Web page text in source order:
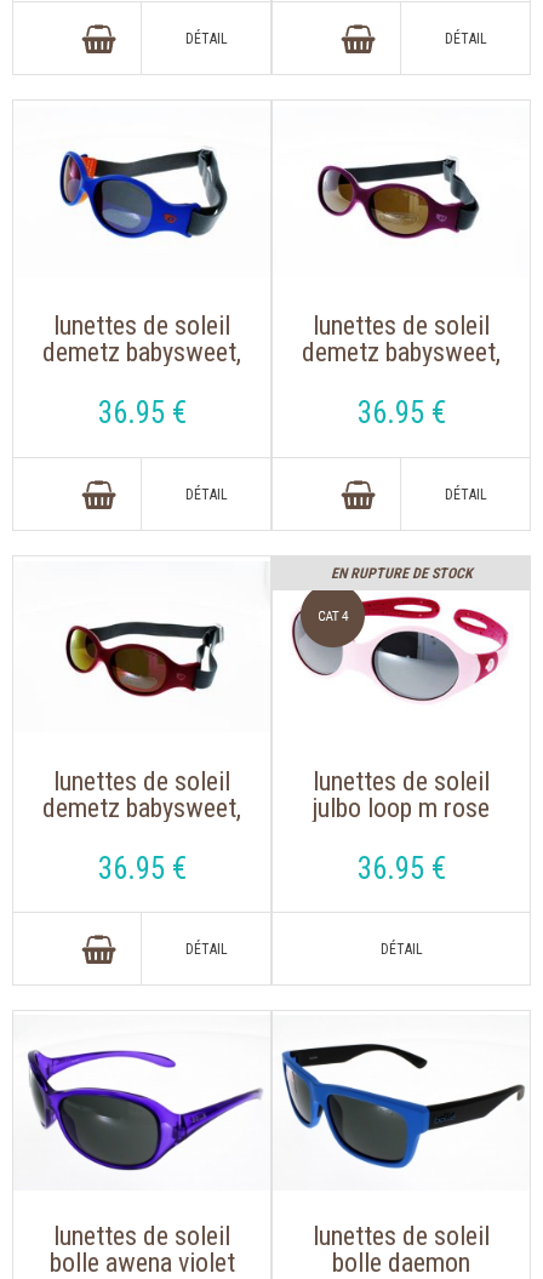
lunettes de soleil
demetz babysweet,
sangle élastique
réglable
36.95 €
lunettes de soleil
demetz babysweet,
sangle élastique
réglable
36.95 €
lunettes de soleil
demetz babysweet,
sangle élastique
réglable
36.95 €
lunettes de soleil
julbo loop m rose
36.95 €
EN RUPTURE DE STOCK
lunettes de soleil
bolle awena violet
lunettes de soleil
bolle daemon